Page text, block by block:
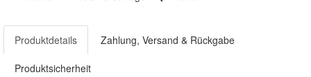
Produktdetails Zahlung, Versand & Rückgabe
Produktsicherheit